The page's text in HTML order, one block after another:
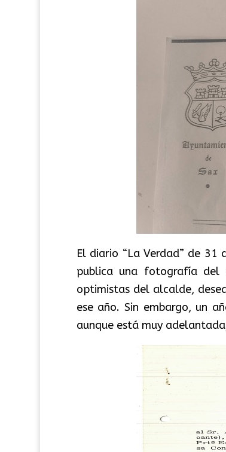
El diario “La Verdad” de 31
publica una fotografía del
optimistas del alcalde,
ese año. Sin embargo, un
aunque está muy